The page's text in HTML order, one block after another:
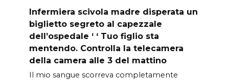
Infermiera scivola madre disperata un
biglietto segreto al capezzale
dell’ospedale ‘ ‘ Tuo figlio sta
mentendo. Controlla la telecamera
della camera alle 3 del mattino
Il mio sangue scorreva completamente